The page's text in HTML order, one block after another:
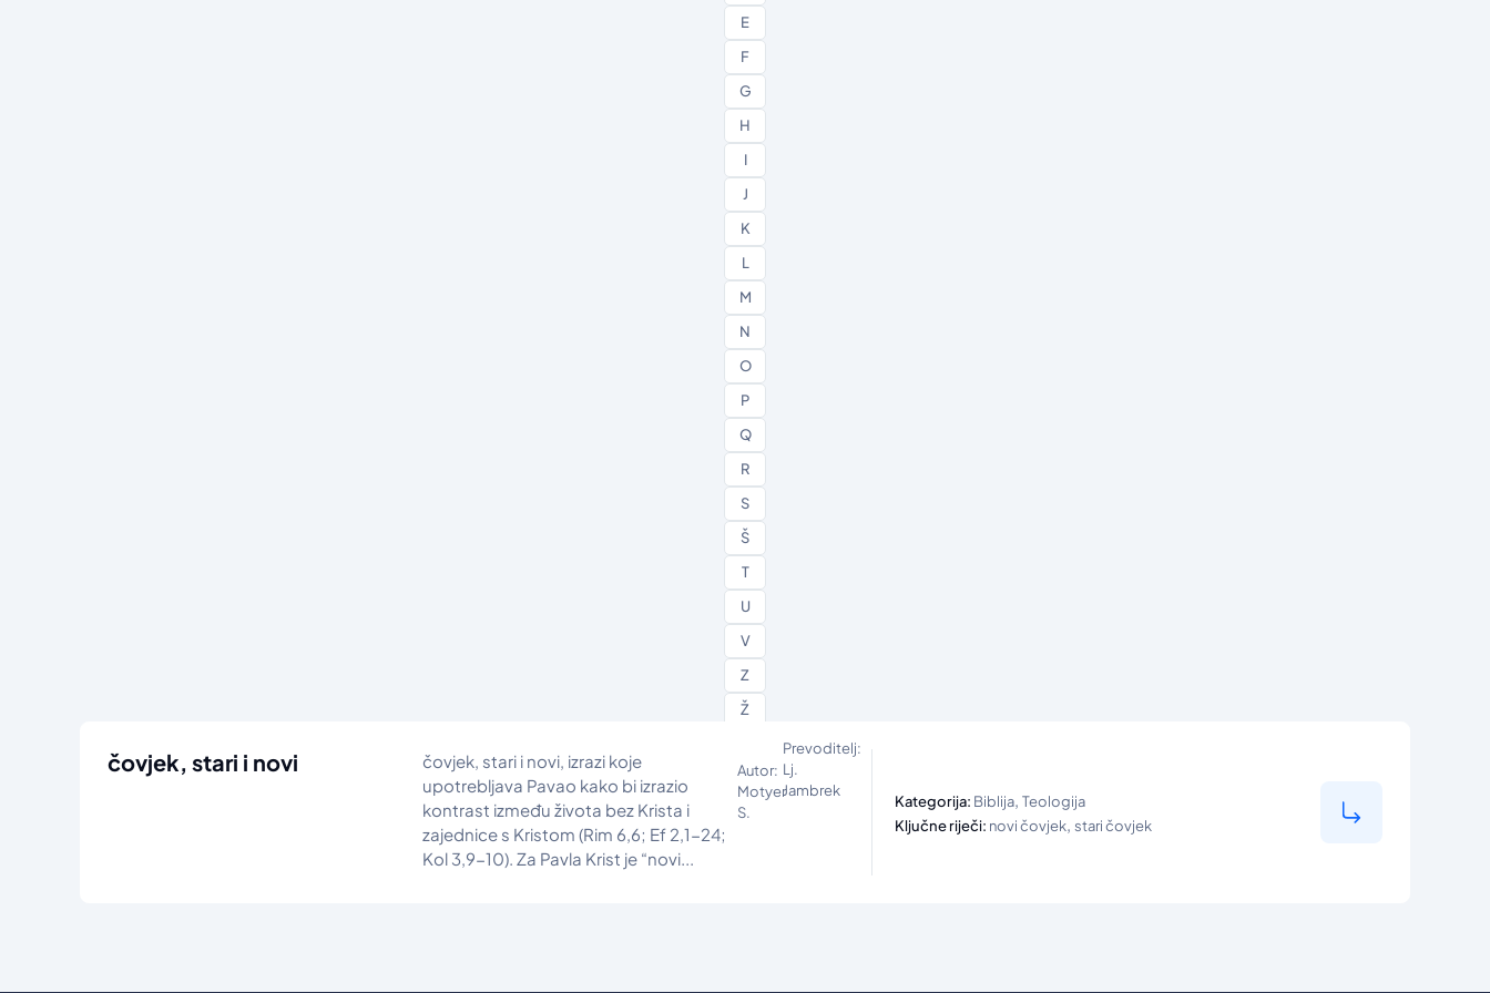
E
F
G
H
I
J
K
L
M
N
O
P
Q
R
S
Š
T
U
V
Z
Ž
čovjek, stari i novi
čovjek, stari i novi, izrazi koje
upotrebljava Pavao kako bi izrazio
kontrast između života bez Krista i
zajednice s Kristom (Rim 6,6; Ef 2,1-24;
Kol 3,9-10). Za Pavla Krist je “novi...
Autor:
Motyer
S.
Prevoditelj:
Lj.
Jambrek
Kategorija: Biblija, Teologija
Ključne riječi: novi čovjek, stari čovjek